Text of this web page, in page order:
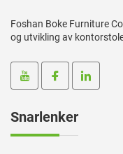
Foshan Boke Furniture
og utvikling av
Snarlenker